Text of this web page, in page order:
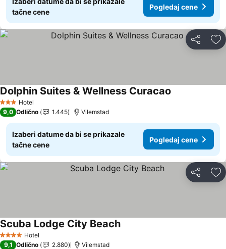
tačne cene
Pogledaj cene
Deli
3 Zvezdice
Hotel
Dolphin Suites & Wellness Curacao
9,0 Odlično 1.445 Vilemstad
Izaberi datume da bi se prikazale
tačne cene
Pogledaj cene
Deli
4 ZvezdiceHotel
Scuba Lodge City BeachPogledaj cene
9,1 Odlično 2.880 Vilemstad